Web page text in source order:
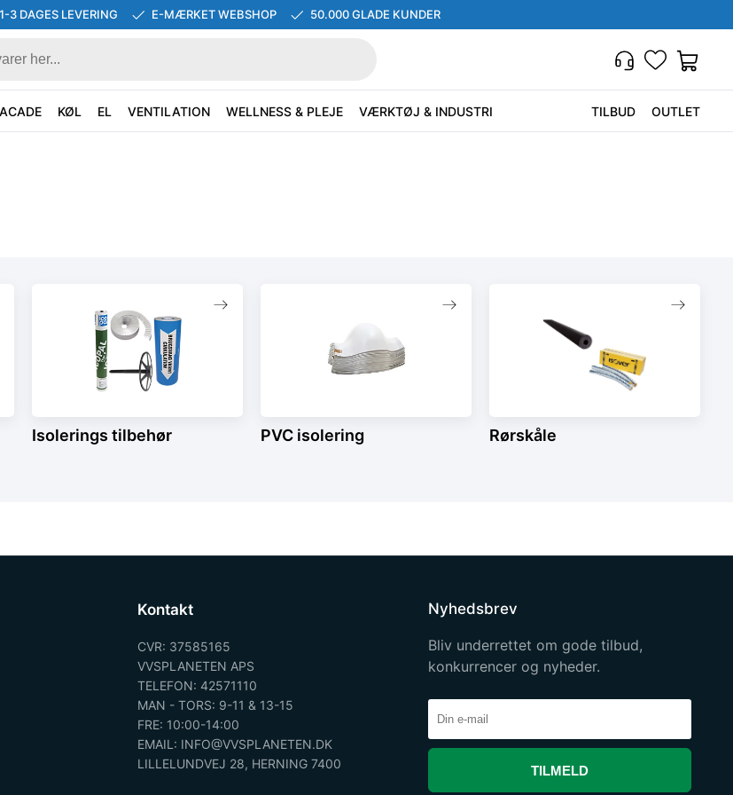
1-3 DAGES LEVERING E-MÆRKET WEBSHOP 50.000 GLADE KUNDER
KØL EL VENTILATION WELLNESS & PLEJE VÆRKTØJ & INDUSTRI TILBUD OUTLET
Isolerings tilbehør PVC isolering Rørskåle
Kontakt
CVR: 37585165
VVSPLANETEN APS
TELEFON: 42571110
MAN - TORS: 9-11 & 13-15
FRE: 10:00-14:00
EMAIL: INFO@VVSPLANETEN.DK
LILLELUNDVEJ 28, HERNING 7400
Nyhedsbrev
Bliv underrettet om gode tilbud,
konkurrencer og nyheder.
TILMELD